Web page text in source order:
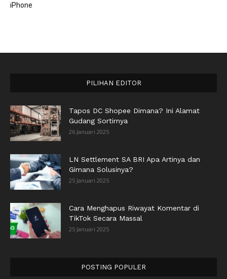
iPhone
PILIHAN EDITOR
Tapos DC Shopee Dimana? Ini Alamat
Gudang Sortirnya
26 Januari 2025
LN Settlement SA BRI Apa Artinya dan
Gimana Solusinya?
25 Januari 2025
Cara Menghapus Riwayat Komentar di
TikTok Secara Massal
25 Januari 2025
POSTING POPULER